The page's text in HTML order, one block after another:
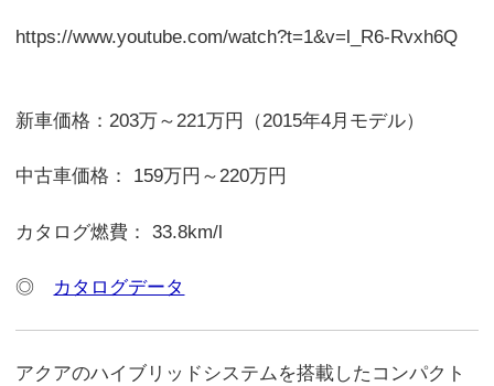
https://www.youtube.com/watch?t=1&v=l_R6-Rvxh6Q
新車価格：203万～221万円（2015年4月モデル）
中古車価格： 159万円～220万円
カタログ燃費： 33.8km/l
◎ カタログデータ
アクアのハイブリッドシステムを搭載したコンパクト